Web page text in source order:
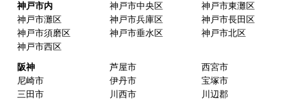
神戸市内 神戸市中央区
神戸市東灘区
神戸市灘区
神戸市兵庫区
神戸市長田区
神戸市須磨区
神戸市垂水区
神戸市北区
神戸市西区
阪神
芦屋市
西宮市
尼崎市
伊丹市
宝塚市
三田市
川西市
川辺郡